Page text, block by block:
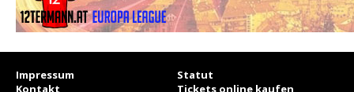
Impressum
Statut
Kontakt
Tickets online kaufen